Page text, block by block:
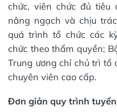
chức, viên chức đủ tiêu
nâng ngạch và chịu
quá trình tổ chức các
chức theo thẩm quyền;
Trung ương chỉ chủ trì tổ
chuyên viên cao cấp.
Đơn giản quy trình